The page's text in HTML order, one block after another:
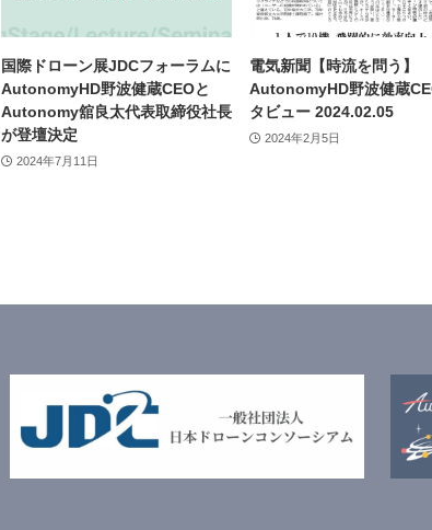
国際ドローン展JDCフォーラムに
AutonomyHD野波健蔵CEOと
Autonomy舘良太代表取締役社長
が登壇決定
2024年7月11日
電気新聞【時流を問う】
AutonomyHD野波健蔵
タビュー 2024.02.05
2024年2月5日